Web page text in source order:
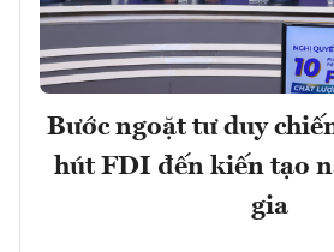
Bước ngoặt tư duy
hút FDI đến kiến tạo
gia